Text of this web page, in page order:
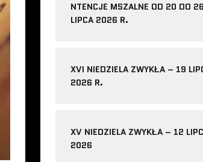
NTENCJE MSZALNE OD 20 DO 26
LIPCA 2026 R.
XVI NIEDZIELA ZWYKŁA – 19
2026 R.
XV NIEDZIELA ZWYKŁA – 12
2026